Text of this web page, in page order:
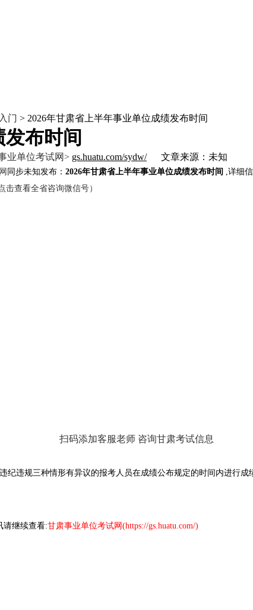
门 > 2026年甘肃省上半年事业单位成绩发布时间
布时间
业单位考试网> gs.huatu.com/sydw/ 文章来源：未知
同步未知发布： 2026年甘肃省上半年事业单位成绩发布时间 ,详细
击查看全省咨询微信号）
扫码添加客服老师 咨询甘肃考试信息
违规三种情形有异议的报考人员在成绩公布规定的时间内进行成
请继续查看:甘肃事业单位考试网(https://gs.huatu.com/)